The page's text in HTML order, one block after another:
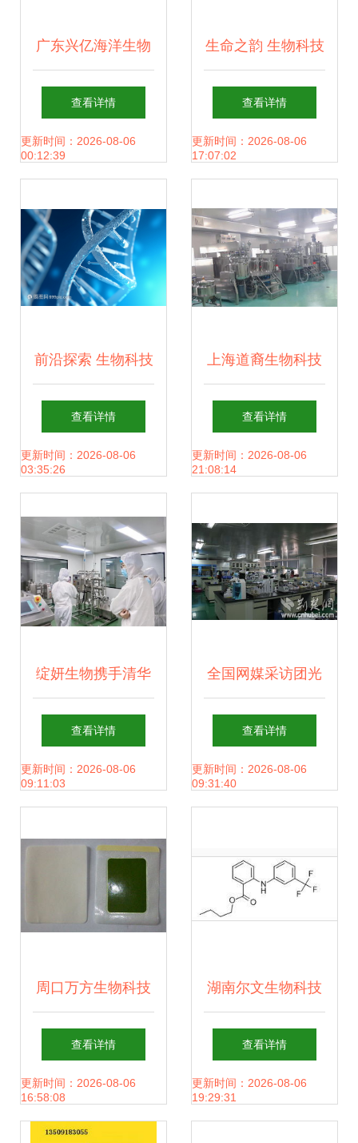
广东兴亿海洋生物
工程 其他调味品产
品列表
查看详情
更新时间：2026-08-06
00:12:39
生命之韵 生物科技
以其绚丽图像描绘
查看详情
更新时间：2026-08-06
17:07:02
前沿探索 生物科技
如何重塑我们的未
来
查看详情
更新时间：2026-08-06
03:35:26
上海道裔生物科技
引领生物科技创新
的先锋
查看详情
更新时间：2026-08-06
21:08:14
绽妍生物携手清华
护肤学长王植，开
启生物科技溯源之
查看详情
更新时间：2026-08-06
09:11:03
全国网媒采访团光
谷生物城感受生命
科技奥妙
查看详情
更新时间：2026-08-06
09:31:40
周口万方生物科技
新品招商部中医器
械产品列表一览
查看详情
更新时间：2026-08-06
16:58:08
湖南尔文生物科技
原料药产品一览 聚
焦生物科技前沿
查看详情
更新时间：2026-08-06
19:29:31